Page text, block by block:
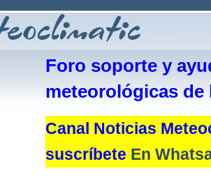
Foro soporte y
meteorológicas de
Canal Noticias
suscríbete En